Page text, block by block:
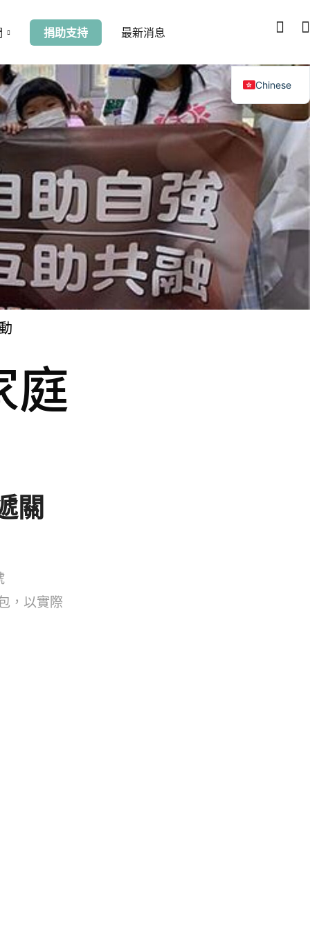
捐助支持 最新消息
庭
關
，以實際
Chinese